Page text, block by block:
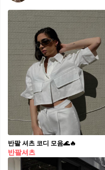
반팔 셔츠 코디 모음🌊🔥
반팔셔츠